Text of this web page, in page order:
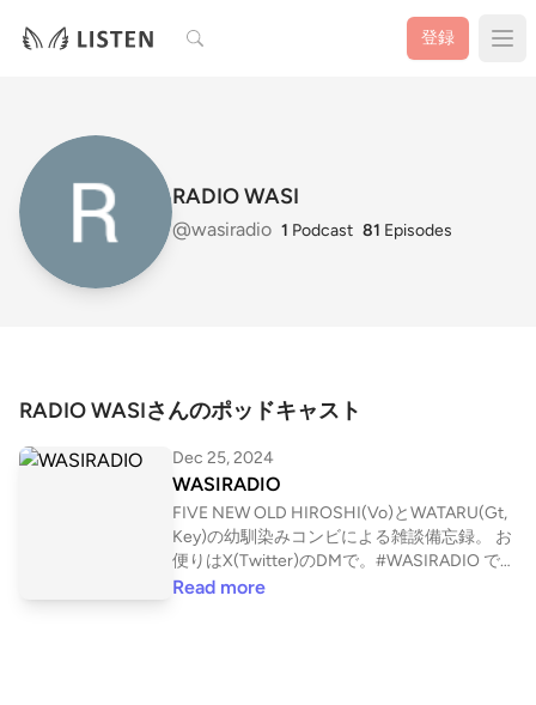
検索 登録
RADIO WASI
@wasiradio 1 Podcast 81 Episodes
RADIO WASIさんのポッドキャスト
Dec 25, 2024
WASIRADIO
FIVE NEW OLD HIROSHI(Vo)とWATARU(Gt,
Key)の幼馴染みコンビによる雑談備忘録。 お
便りはX(Twitter)のDMで。#WASIRADIO で感
想頂けると嬉びます。 X(Twitter) https://twitt
Read more